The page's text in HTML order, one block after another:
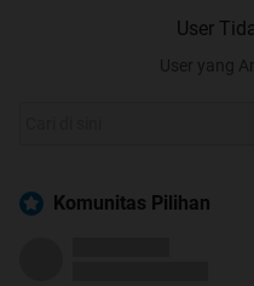
User
User yang
Komunitas Pilihan